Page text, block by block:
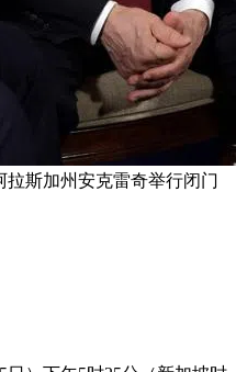
斯加州安克雷奇举行闭门